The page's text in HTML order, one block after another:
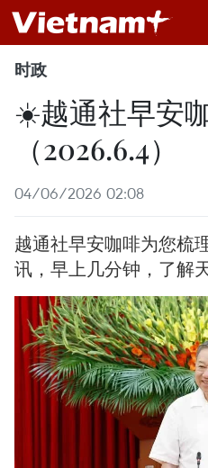
时政
☀️越通社早安
（2026.6.4）
04/06/2026 02:08
越通社早安咖啡为您梳
讯，早上几分钟，了解